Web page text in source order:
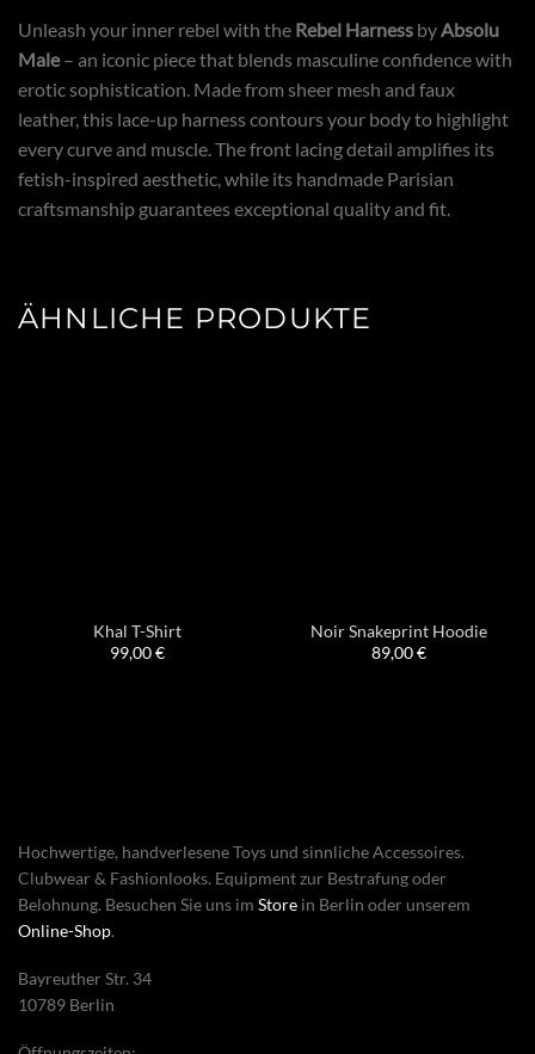
Unleash your inner rebel with the Rebel Harness byAbsolu
Male– an iconic piece that blends masculine confidence with
erotic sophistication. Made from sheer mesh and faux
leather, this lace-up harness contours your body to highlight
every curve and muscle. The front lacing detail amplifies its
fetish-inspired aesthetic, while its handmade Parisian
craftsmanship guarantees exceptional quality and fit.
ÄHNLICHE PRODUKTE
Khal T-Shirt
99,00€
Noir Snakeprint Hoodie
89,00€
Hochwertige, handverlesene Toys und sinnliche Accessoires.
Clubwear & Fashionlooks. Equipment zur Bestrafung oder
Belohnung. Besuchen Sie uns im Store in Berlin oder unserem
Online-Shop.
Bayreuther Str. 34
10789 Berlin